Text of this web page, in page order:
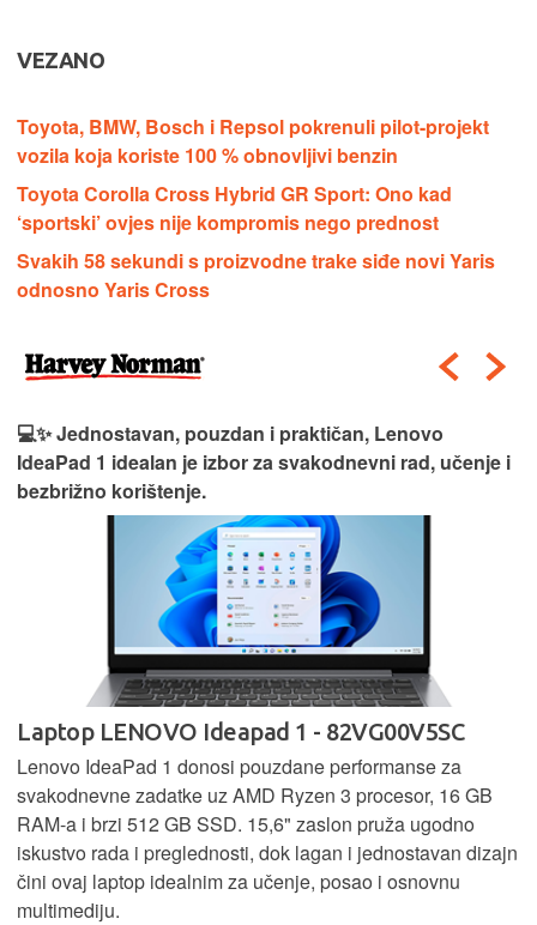
VEZANO
Toyota, BMW, Bosch i Repsol pokrenuli pilot-projekt
vozila koja koriste 100 % obnovljivi benzin
Toyota Corolla Cross Hybrid GR Sport: Ono kad
‘sportski’ ovjes nije kompromis nego prednost
Svakih 58 sekundi s proizvodne trake siđe novi Yaris
odnosno Yaris Cross
💻✨ Jednostavan, pouzdan i praktičan, Lenovo
IdeaPad 1 idealan je izbor za svakodnevni rad, učenje i
bezbrižno korištenje.
Laptop LENOVO Ideapad 1 - 82VG00V5SC
Lenovo IdeaPad 1 donosi pouzdane performanse za
svakodnevne zadatke uz AMD Ryzen 3 procesor, 16 GB
RAM-a i brzi 512 GB SSD. 15,6" zaslon pruža ugodno
iskustvo rada i preglednosti, dok lagan i jednostavan dizajn
čini ovaj laptop idealnim za učenje, posao i osnovnu
multimediju.